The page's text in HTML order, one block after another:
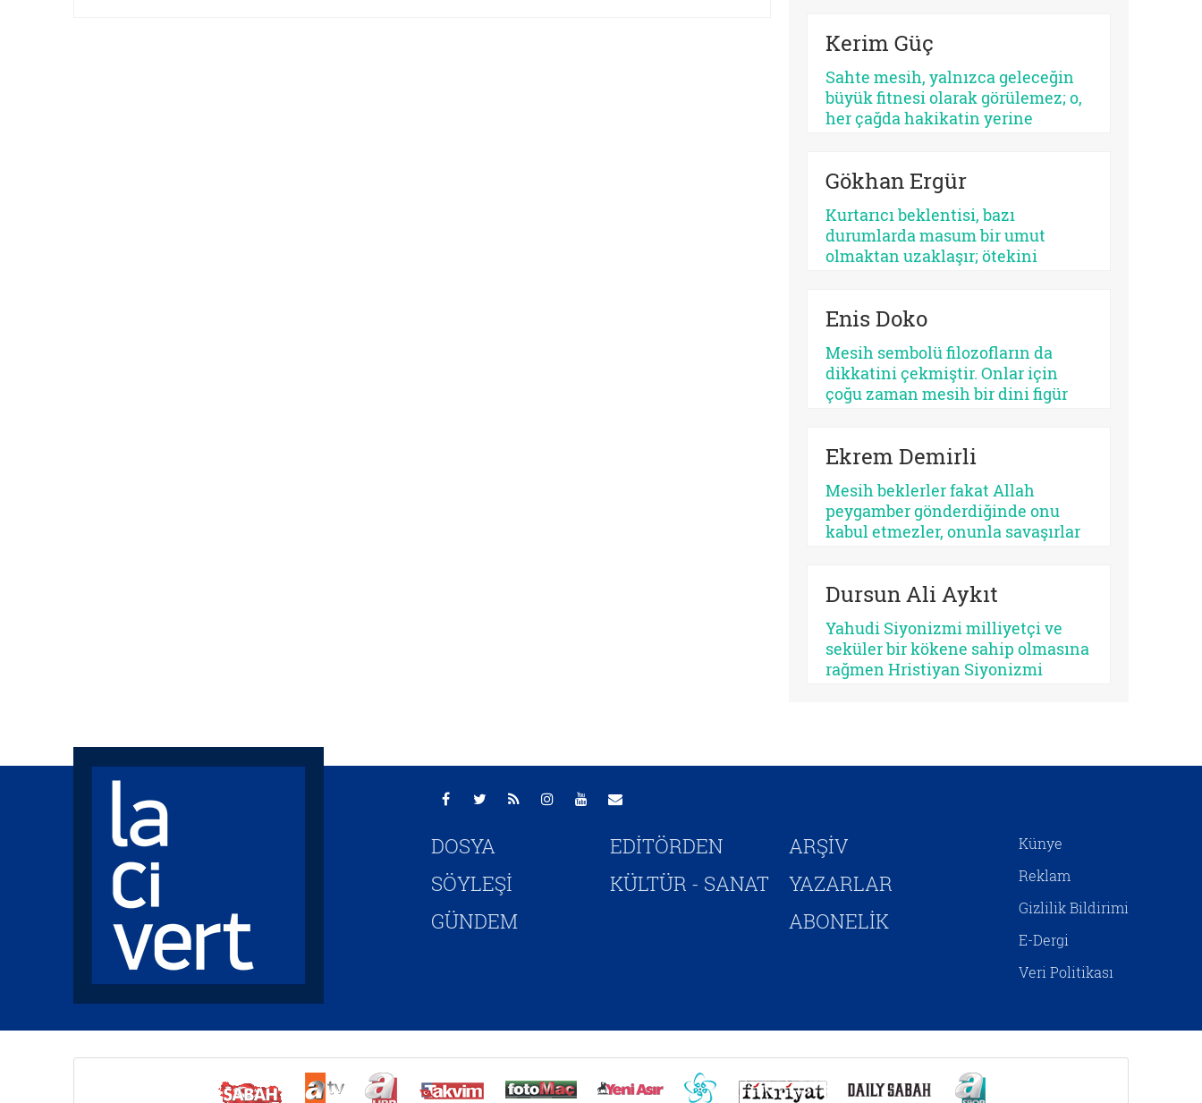
konumlandırılan bir düşünsel
merkez olarak Şiî geleneğin en
belirleyici unsurlarından biri
olmayı sürdürmektedir.
Kerim Güç
Sahte mesih, yalnızca geleceğin
büyük fitnesi olarak görülemez; o,
her çağda hakikatin yerine
sistemdir, kimi zaman bir şahıs,
kimi zaman bir kült, kimi zaman
da insanın kendi benliğidir. Biri
kalabalıkları yutar, diğeri kalbi.
Fakat ikisinin de kaynağı aynıdır:
Gökhan Ergür
Kurtarıcı beklentisi, bazı
durumlarda masum bir umut
olmaktan uzaklaşır; ötekini
açıdan bakıldığında, her kurtarıcı
işlemez. Bazısı insanı
olgunlaştırır, bazısı sertleştirir.
Bazısı dayanıklılık üretir, bazısı
Enis Doko
Mesih sembolü filozofların da
dikkatini çekmiştir. Onlar için
çoğu zaman mesih bir dini figür
olarak düşünürken, kimileri onun
ideolojilerde yaşamaya devam
ettiğini savunur.
Ekrem Demirli
Mesih beklerler fakat Allah
peygamber gönderdiğinde onu
kabul etmezler, onunla savaşırlar
ayak sürürler. Günümüz için de
bunu düşünmek mümkündür:
Beklediklerini iddia ettikleri
kurtarıcı gelse onu da
tanımayacaklardır.
Dursun Ali Aykıt
Yahudi Siyonizmi milliyetçi ve
seküler bir kökene sahip olmasına
rağmen Hristiyan Siyonizmi
siyasî desteğini hem jeopolitik
hızlandırıp Yeni Ahit
metinlerinde aktarılan birtakım
kehanetlerin gerçekleşmesini
sağlamaya yönelik adımlar olarak
yorumlamak mümkündür.
DOSYA
SÖYLEŞİ
GÜNDEM
EDİTÖRDEN
KÜLTÜR - SANAT
ARŞİV
YAZARLAR
ABONELİK
Künye
Reklam
Gizlilik Bildirimi
E-Dergi
Veri Politikası